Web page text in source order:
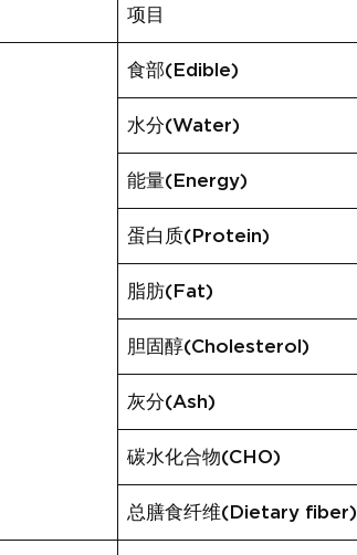
项目
食部(Edible)
水分(Water)
能量(Energy)
蛋白质(Protein)
脂肪(Fat)
胆固醇(Cholesterol)
灰分(Ash)
碳水化合物(CHO)
总膳食纤维(Dietary fiber)